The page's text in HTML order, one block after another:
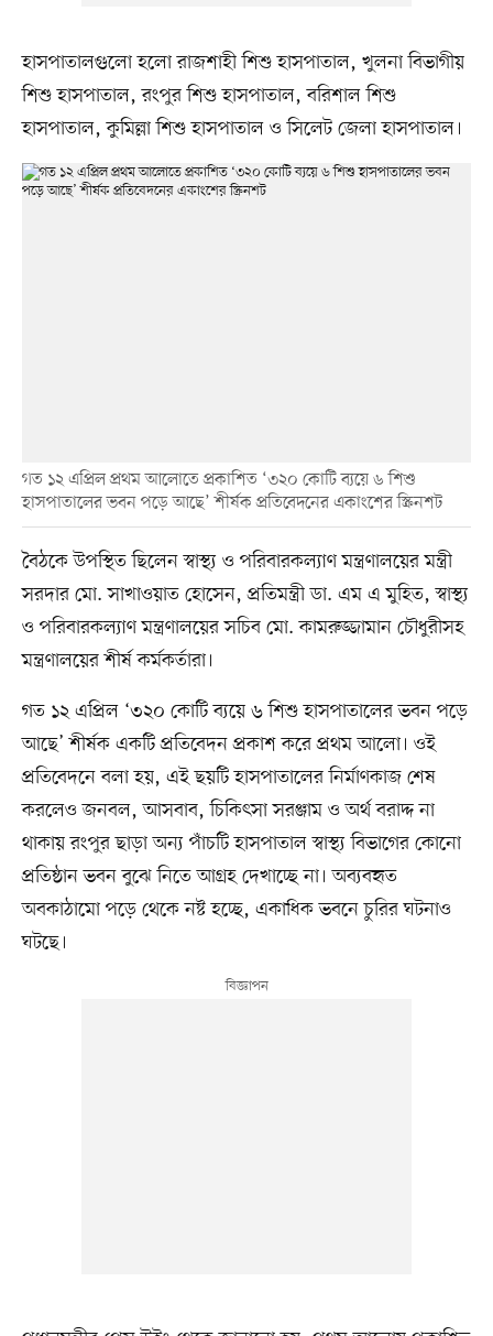
হাসপাতালগুলো হলো রাজশাহী শিশু হাসপাতাল, খুলনা বিভাগীয়
শিশু হাসপাতাল, রংপুর শিশু হাসপাতাল, বরিশাল শিশু
হাসপাতাল, কুমিল্লা শিশু হাসপাতাল ও সিলেট জেলা হাসপাতাল।
গত ১২ এপ্রিল প্রথম আলোতে প্রকাশিত ‘৩২০ কোটি ব্যয়ে ৬ শিশু
হাসপাতালের ভবন পড়ে আছে’ শীর্ষক প্রতিবেদনের একাংশের স্ক্রিনশট
বৈঠকে উপস্থিত ছিলেন স্বাস্থ্য ও পরিবারকল্যাণ মন্ত্রণালয়ের মন্ত্রী
সরদার মো. সাখাওয়াত হোসেন, প্রতিমন্ত্রী ডা. এম এ মুহিত, স্বাস্থ্য
ও পরিবারকল্যাণ মন্ত্রণালয়ের সচিব মো. কামরুজ্জামান চৌধুরীসহ
মন্ত্রণালয়ের শীর্ষ কর্মকর্তারা।
গত ১২ এপ্রিল ‘৩২০ কোটি ব্যয়ে ৬ শিশু হাসপাতালের ভবন পড়ে
আছে’ শীর্ষক একটি প্রতিবেদন প্রকাশ করে প্রথম আলো। ওই
প্রতিবেদনে বলা হয়, এই ছয়টি হাসপাতালের নির্মাণকাজ শেষ
করলেও জনবল, আসবাব, চিকিৎসা সরঞ্জাম ও অর্থ বরাদ্দ না
থাকায় রংপুর ছাড়া অন্য পাঁচটি হাসপাতাল স্বাস্থ্য বিভাগের কোনো
প্রতিষ্ঠান ভবন বুঝে নিতে আগ্রহ দেখাচ্ছে না। অব্যবহৃত
অবকাঠামো পড়ে থেকে নষ্ট হচ্ছে, একাধিক ভবনে চুরির ঘটনাও
ঘটছে।